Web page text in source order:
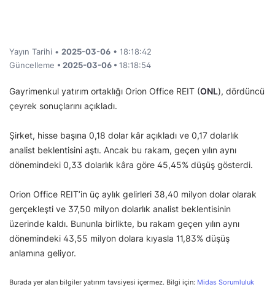
Yayın Tarihi • 2025-03-06 • 18:18:42
Güncelleme • 2025-03-06 • 18:18:54
Gayrimenkul yatırım ortaklığı Orion Office REIT (ONL), dördüncü
çeyrek sonuçlarını açıkladı.
Şirket, hisse başına 0,18 dolar kâr açıkladı ve 0,17 dolarlık
analist beklentisini aştı. Ancak bu rakam, geçen yılın aynı
dönemindeki 0,33 dolarlık kâra göre 45,45% düşüş gösterdi.
Orion Office REIT’in üç aylık gelirleri 38,40 milyon dolar olarak
gerçekleşti ve 37,50 milyon dolarlık analist beklentisinin
üzerinde kaldı. Bununla birlikte, bu rakam geçen yılın aynı
dönemindeki 43,55 milyon dolara kıyasla 11,83% düşüş
anlamına geliyor.
Burada yer alan bilgiler yatırım tavsiyesi içermez. Bilgi için: Midas Sorumluluk